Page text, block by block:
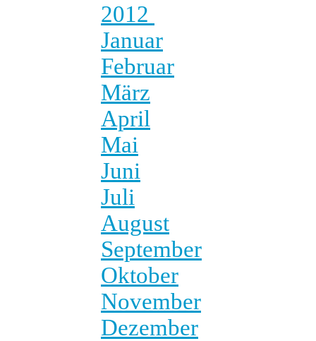
2012
Januar
Februar
März
April
Mai
Juni
Juli
August
September
Oktober
November
Dezember